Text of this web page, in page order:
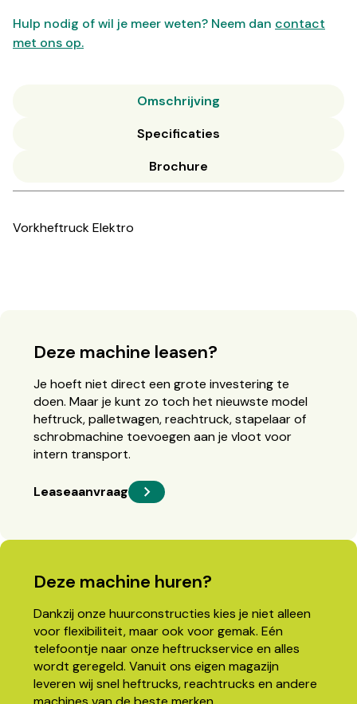
Hulp nodig of wil je meer weten? Neem dan contact
met ons op.
Omschrijving
Specificaties
Brochure
Vorkheftruck Elektro
Deze machine leasen?
Je hoeft niet direct een grote investering te
doen. Maar je kunt zo toch het nieuwste model
heftruck, palletwagen, reachtruck, stapelaar of
schrobmachine toevoegen aan je vloot voor
intern transport.
Leaseaanvraag
Deze machine huren?
Dankzij onze huurconstructies kies je niet alleen
voor flexibiliteit, maar ook voor gemak. Eén
telefoontje naar onze heftruckservice en alles
wordt geregeld. Vanuit ons eigen magazijn
leveren wij snel heftrucks, reachtrucks en andere